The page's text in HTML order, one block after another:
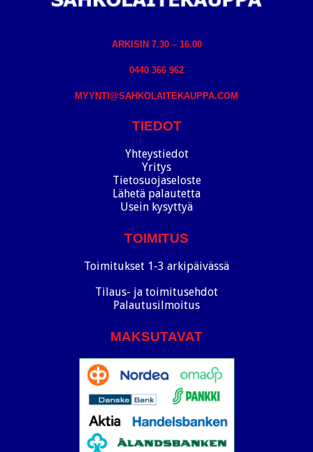
ARKISIN 7.30 – 16.00
0440 366 962
MYYNTI@SAHKOLAITEKAUPPA.COM
TIEDOT
Yhteystiedot
Yritys
Tietosuojaseloste
Lähetä palautetta
Usein kysyttyä
TOIMITUS
Toimitukset 1-3 arkipäivässä
Tilaus- ja toimitusehdot
Palautusilmoitus
MAKSUTAVAT